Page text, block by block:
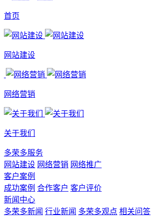
首页
网站建设
网络营销
关于我们
多荣多服务
网站建设 网络营销 网络推广
客户案例
成功案例 合作客户 客户评价
新闻中心
多荣多新闻 行业新闻 多荣多观点 相关问答